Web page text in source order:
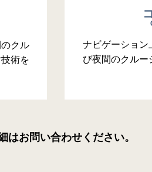
クル
術を
ナビゲーション
び夜間のクルー
はお問い合わせください。